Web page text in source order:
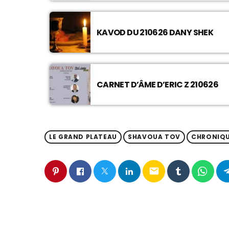
KAVOD DU 210626 DANY SHEK
CARNET D’ÂME D’ERIC Z 210626
LE GRAND PLATEAU SHAVOUA TOV
email